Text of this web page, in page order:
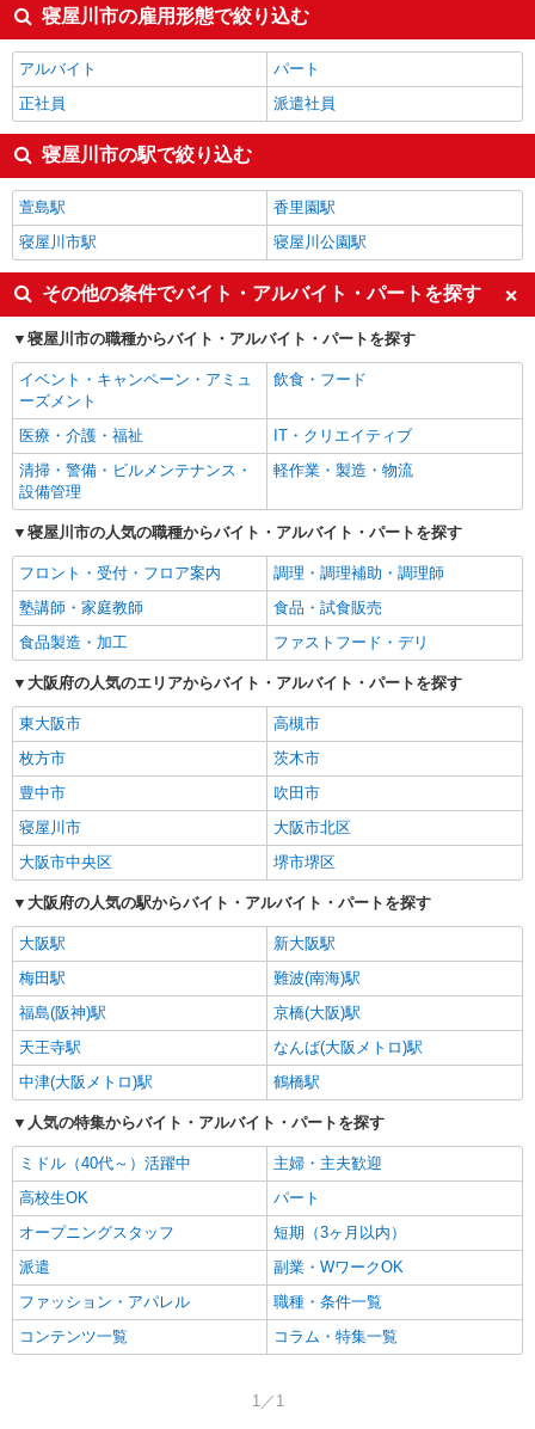
寝屋川市の雇用形態で絞り込む
アルバイト
パート
正社員
派遣社員
寝屋川市の駅で絞り込む
萱島駅
香里園駅
寝屋川市駅
寝屋川公園駅
その他の条件でバイト・アルバイト・パートを探す
寝屋川市の職種からバイト・アルバイト・パートを探す
イベント・キャンペーン・アミュ
ーズメント
飲食・フード
医療・介護・福祉
IT・クリエイティブ
清掃・警備・ビルメンテナンス・
設備管理
軽作業・製造・物流
寝屋川市の人気の職種からバイト・アルバイト・パートを探す
フロント・受付・フロア案内
調理・調理補助・調理師
塾講師・家庭教師
食品・試食販売
食品製造・加工
ファストフード・デリ
大阪府の人気のエリアからバイト・アルバイト・パートを探す
東大阪市
高槻市
枚方市
茨木市
豊中市
吹田市
寝屋川市
大阪市北区
大阪市中央区
堺市堺区
大阪府の人気の駅からバイト・アルバイト・パートを探す
大阪駅
新大阪駅
梅田駅
難波(南海)駅
福島(阪神)駅
京橋(大阪)駅
天王寺駅
なんば(大阪メトロ)駅
中津(大阪メトロ)駅
鶴橋駅
人気の特集からバイト・アルバイト・パートを探す
ミドル（40代～）活躍中
主婦・主夫歓迎
高校生OK
パート
オープニングスタッフ
短期（3ヶ月以内）
派遣
副業・WワークOK
ファッション・アパレル
職種・条件一覧
コンテンツ一覧
コラム・特集一覧
1／1